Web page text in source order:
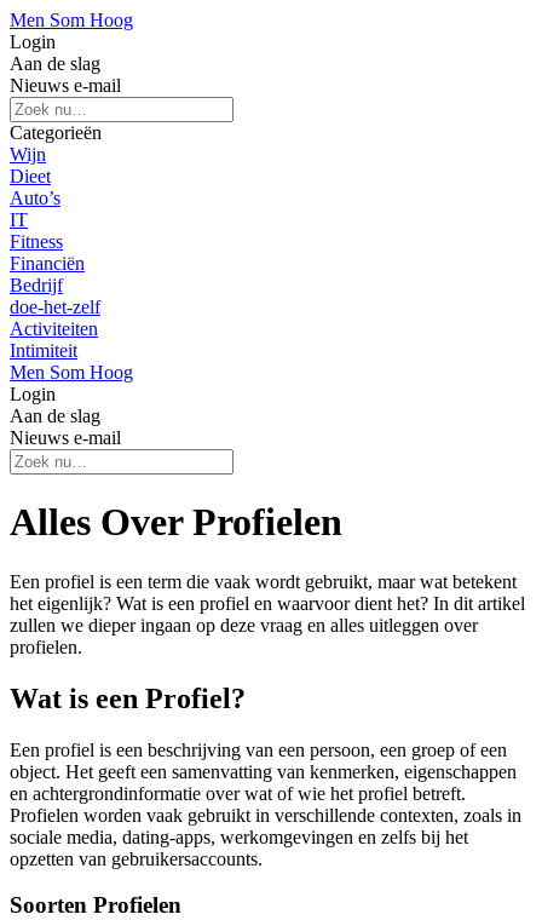
Men Som Hoog
Login
Aan de slag
Nieuws e-mail
Categorieën
Wijn
Dieet
Auto’s
IT
Fitness
Financiën
Bedrijf
doe-het-zelf
Activiteiten
Intimiteit
Men Som Hoog
Login
Aan de slag
Nieuws e-mail
Alles Over Profielen
Een profiel is een term die vaak wordt gebruikt, maar wat betekent
het eigenlijk? Wat is een profiel en waarvoor dient het? In dit artikel
zullen we dieper ingaan op deze vraag en alles uitleggen over
profielen.
Wat is een Profiel?
Een profiel is een beschrijving van een persoon, een groep of een
object. Het geeft een samenvatting van kenmerken, eigenschappen
en achtergrondinformatie over wat of wie het profiel betreft.
Profielen worden vaak gebruikt in verschillende contexten, zoals in
sociale media, dating-apps, werkomgevingen en zelfs bij het
opzetten van gebruikersaccounts.
Soorten Profielen